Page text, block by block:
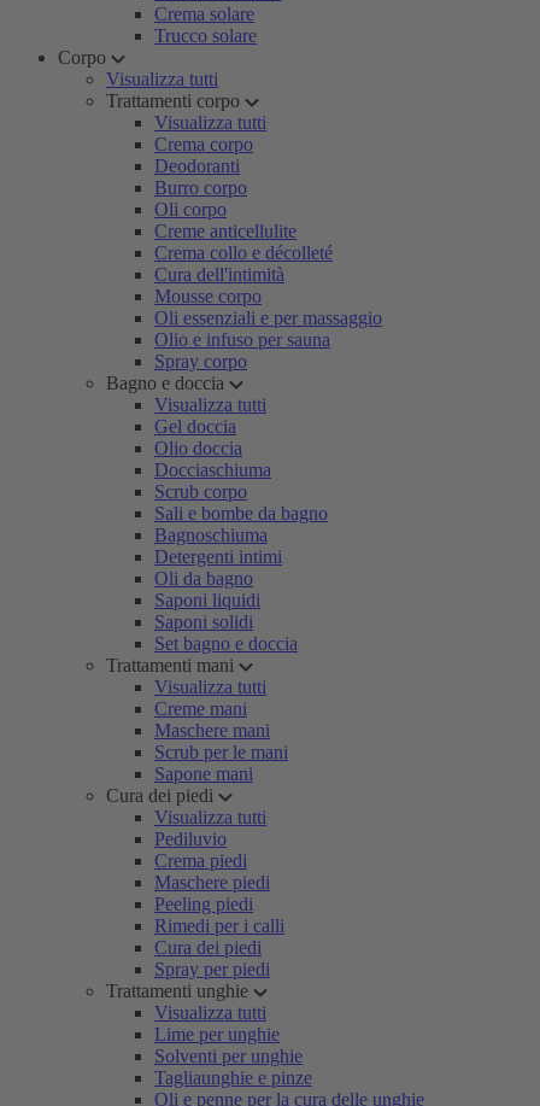
Crema solare
Trucco solare
Corpo
Visualizza tutti
Trattamenti corpo
Visualizza tutti
Crema corpo
Deodoranti
Burro corpo
Oli corpo
Creme anticellulite
Crema collo e décolleté
Cura dell'intimità
Mousse corpo
Oli essenziali e per massaggio
Olio e infuso per sauna
Spray corpo
Bagno e doccia
Visualizza tutti
Gel doccia
Olio doccia
Docciaschiuma
Scrub corpo
Sali e bombe da bagno
Bagnoschiuma
Detergenti intimi
Oli da bagno
Saponi liquidi
Saponi solidi
Set bagno e doccia
Trattamenti mani
Visualizza tutti
Creme mani
Maschere mani
Scrub per le mani
Sapone mani
Cura dei piedi
Visualizza tutti
Pediluvio
Crema piedi
Maschere piedi
Peeling piedi
Rimedi per i calli
Cura dei piedi
Spray per piedi
Trattamenti unghie
Visualizza tutti
Lime per unghie
Solventi per unghie
Tagliaunghie e pinze
Oli e penne per la cura delle unghie